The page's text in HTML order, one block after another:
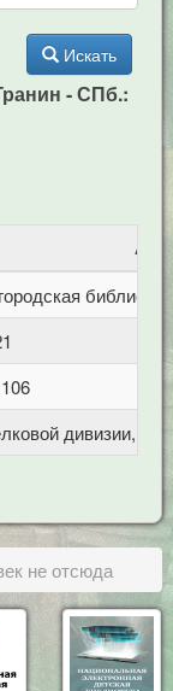
Искать
- СПб.:
дивизии, 114
не отсюда